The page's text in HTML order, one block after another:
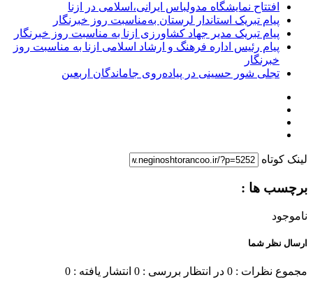
افتتاح نمایشگاه مدولباس ایرانی،اسلامی در ازنا
پیام تبریک استاندار لرستان به‌مناسبت روز خبرنگار
پیام تبریک مدیر جهاد کشاورزی ازنا به مناسبت روز خبرنگار
پیام رئیس اداره فرهنگ و ارشاد اسلامی ازنا به مناسبت روز
خبرنگار
تجلی شور حسینی در پیاده‌روی جاماندگان اربعین
لینک کوتاه
برچسب ها :
ناموجود
ارسال نظر شما
مجموع نظرات : 0 در انتظار بررسی : 0 انتشار یافته : 0